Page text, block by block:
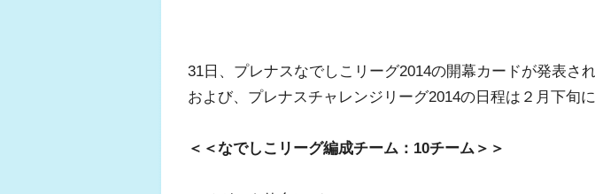
31日、プレナスなでしこリーグ2014の開幕カードが発表さ
および、プレナスチャレンジリーグ2014の日程は２月下旬に
＜＜なでしこリーグ編成チーム：10チーム＞＞